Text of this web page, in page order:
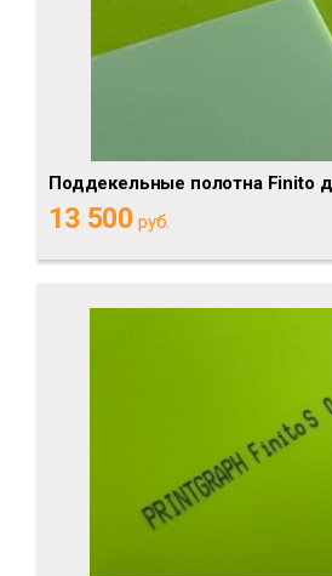
Поддекельные полотна Finito
13 500 руб.